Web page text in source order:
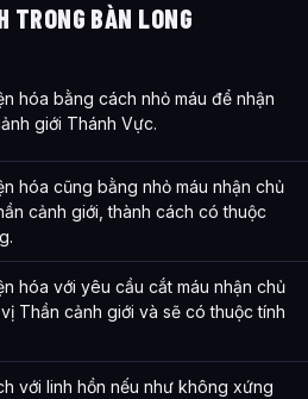
TRONG BÀN LONG
hóa bằng cách nhỏ máu để nhận
giới Thánh Vực.
hóa cũng bằng nhỏ máu nhận chủ
cảnh giới, thành cách có thuộc
hóa với yêu cầu cắt máu nhận chủ
Thần cảnh giới và sẽ có thuộc tính
với linh hồn nếu như không xứng